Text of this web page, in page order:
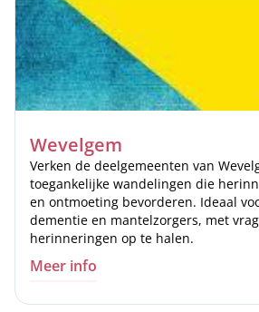
Wevelgem
Verken de deelgemeenten van
toegankelijke wandelingen die
en ontmoeting bevorderen. Ideaal
dementie en mantelzorgers, met
herinneringen op te halen.
Meer info